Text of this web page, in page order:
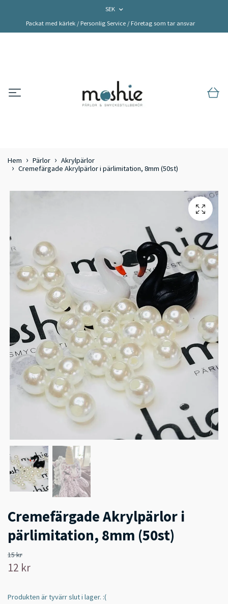
SEK
Packat med kärlek / Personlig Service / Företag som tar ansvar
Hem Pärlor
Akrylpärlor
Cremefärgade Akrylpärlor i pärlimitation, 8mm (50st)
Cremefärgade Akrylpärlor i
pärlimitation, 8mm (50st)
15 kr
12 kr
Produkten är tyvärr slut i lager. :(